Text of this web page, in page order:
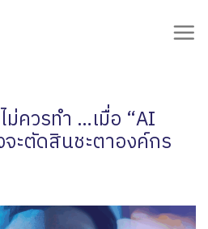
ม่ควรทำ …เมื่อ “AI
ะตัดสินชะตาองค์กร